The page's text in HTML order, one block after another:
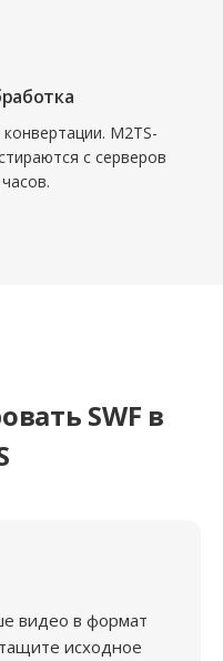
M2TS-
с серверов
SWF в
видео в формат
исходное